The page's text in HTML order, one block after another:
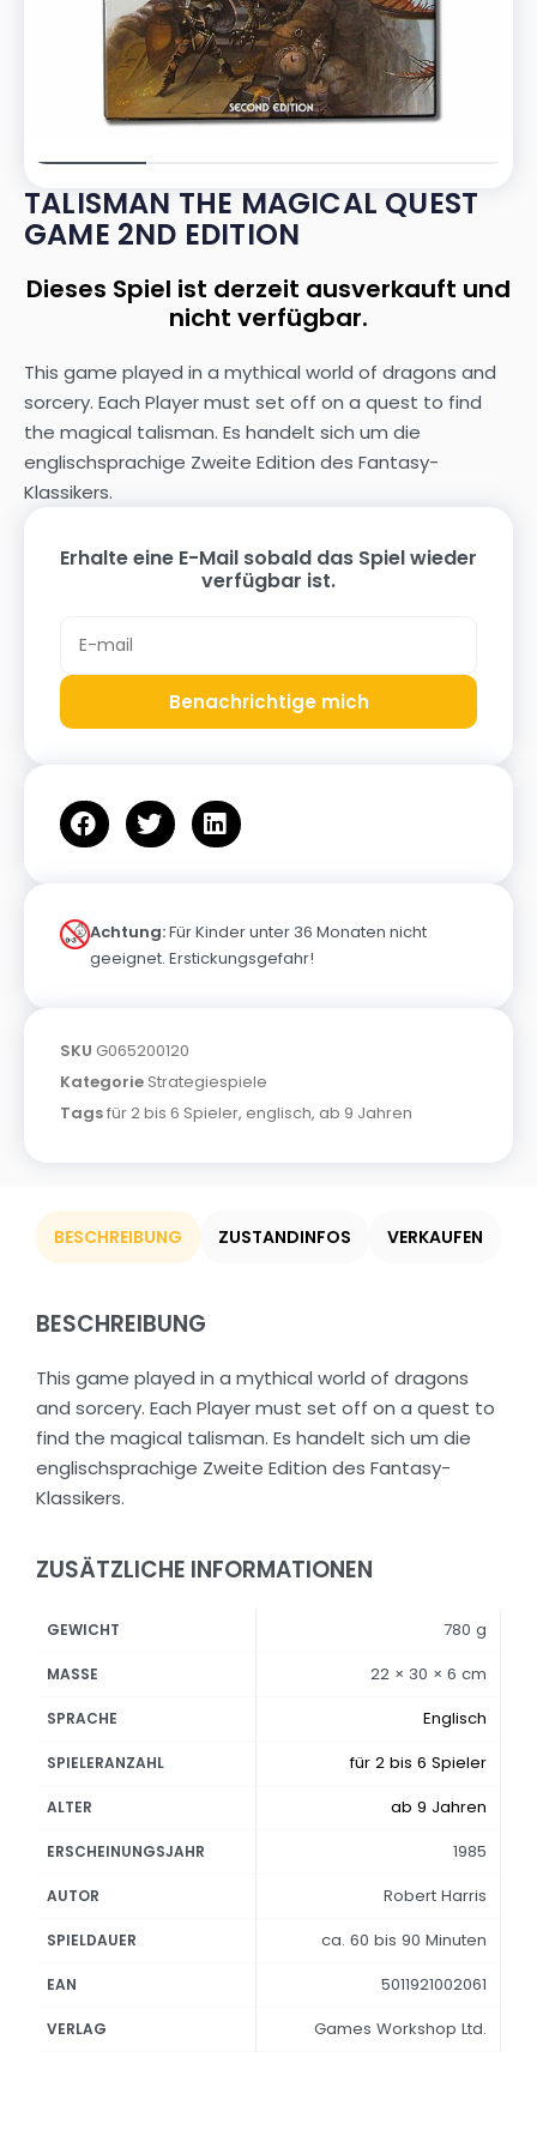
TALISMAN THE MAGICAL QUEST
GAME 2ND EDITION
Dieses Spiel ist derzeit ausverkauft und
nicht verfügbar.
This game played in a mythical world of dragons and
sorcery. Each Player must set off on a quest to find
the magical talisman. Es handelt sich um die
englischsprachige Zweite Edition des Fantasy-
Klassikers.
Erhalte eine E-Mail sobald das Spiel wieder
verfügbar ist.
Benachrichtige mich
Achtung:Für Kinder unter 36 Monaten nicht
geeignet. Erstickungsgefahr!
SKU G065200120
Kategorie Strategiespiele
Tagsfür 2 bis 6 Spieler, englisch, ab 9 Jahren
BESCHREIBUNG ZUSTANDINFOS VERKAUFEN
BESCHREIBUNG
This game played in a mythical world of dragons
and sorcery. Each Player must set off on a quest to
find the magical talisman. Es handelt sich um die
englischsprachige Zweite Edition des Fantasy-
Klassikers.
ZUSÄTZLICHE INFORMATIONEN
GEWICHT 780 g
MASSE 22 × 30 × 6 cm
SPRACHE Englisch
SPIELERANZAHL für 2 bis 6 Spieler
ALTER ab 9 Jahren
ERSCHEINUNGSJAHR 1985
AUTOR Robert Harris
SPIELDAUER ca. 60 bis 90 Minuten
EAN 5011921002061
VERLAG Games Workshop Ltd.